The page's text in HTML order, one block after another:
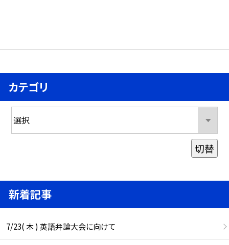
カテゴリ
切替
新着記事
7/23( 木 ) 英語弁論大会に向けて